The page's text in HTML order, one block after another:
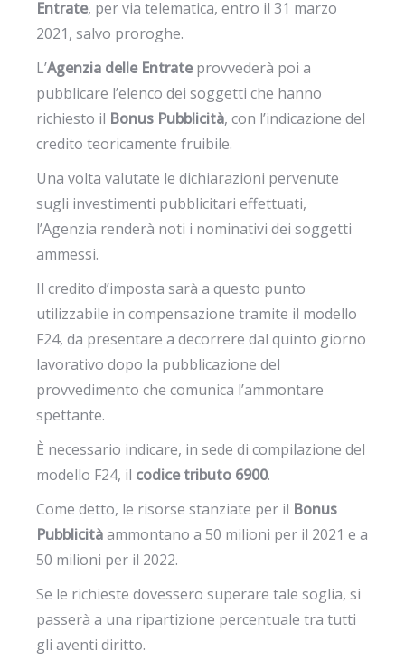
Entrate, per via telematica, entro il 31 marzo
2021, salvo proroghe.
L’Agenzia delle Entrateprovvederà poi a
pubblicare l’elenco dei soggetti che hanno
richiesto il Bonus Pubblicità, con l’indicazione del
credito teoricamente fruibile.
Una volta valutate le dichiarazioni pervenute
sugli investimenti pubblicitari effettuati,
l’Agenzia renderà noti i nominativi dei soggetti
ammessi.
Il credito d’imposta sarà a questo punto
utilizzabile in compensazione tramite il modello
F24, da presentare a decorrere dal quinto giorno
lavorativo dopo la pubblicazione del
provvedimento che comunica l’ammontare
spettante.
È necessario indicare, in sede di compilazione del
modello F24, il codice tributo 6900.
Come detto, le risorse stanziate per il Bonus
Pubblicitàammontano a 50 milioni per il 2021 e a
50 milioni per il 2022.
Se le richieste dovessero superare tale soglia, si
passerà a una ripartizione percentuale tra tutti
gli aventi diritto.